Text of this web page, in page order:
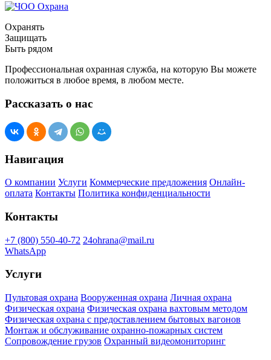
Охранять
Защищать
Быть рядом
Профессиональная охранная служба, на которую Вы можете
положиться в любое время, в любом месте.
Рассказать о нас
Навигация
О компании Услуги Коммерческие предложения Онлайн-
оплата Контакты Политика конфиденциальности
Контакты
+7 (800) 550-40-72 24ohrana@mail.ru
WhatsApp
Услуги
Пультовая охрана Вооруженная охрана Личная охрана
Физическая охрана Физическая охрана вахтовым методом
Физическая охрана с предоставлением бытовых вагонов
Монтаж и обслуживание охранно-пожарных систем
Сопровождение грузов Охранный видеомониторинг